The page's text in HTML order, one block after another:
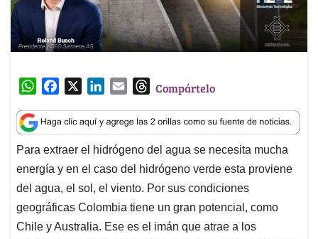
W
a
t
s
A
p
p
c
e
b
o
o
k
n
k
e
d
I
n
a
i
l
T
r
e
a
d
s
Compártelo
Para extraer el hidrógeno del agua se necesita mucha
energía y en el caso del hidrógeno verde esta proviene
del agua, el sol, el viento. Por sus condiciones
geográficas Colombia tiene un gran potencial, como
Chile y Australia. Ese es el imán que atrae a los